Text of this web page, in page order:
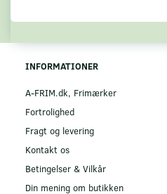
INFORMATIONER
A-FRIM.dk, Frimærker
Fortrolighed
Fragt og levering
Kontakt os
Betingelser & Vilkår
Din mening om butikken